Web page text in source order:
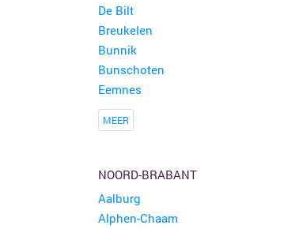
De Bilt
Breukelen
Bunnik
Bunschoten
Eemnes
MEER
NOORD-BRABANT
Aalburg
Alphen-Chaam